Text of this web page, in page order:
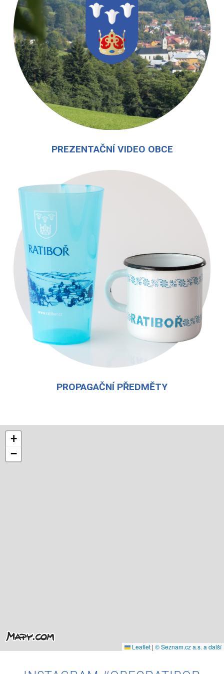
PREZENTAČNÍ VIDEO OBCE
PROPAGAČNÍ PŘEDMĚTY
+
−
Leaflet | © Seznam.cz a.s. a další